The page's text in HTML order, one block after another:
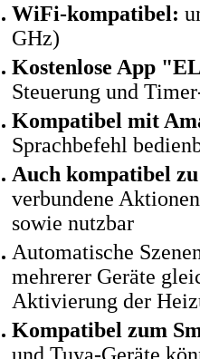
WiFi-kompatibel:
GHz)
Kostenlose App
Steuerung und
Kompatibel mit
Sprachbefehl
Auch kompatibel
verbundene
sowie nutzbar
Automatische
mehrerer Geräte
Aktivierung der
Kompatibel zum